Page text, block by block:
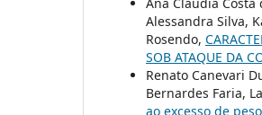
Alessandra Silva,
Rosendo,
SOB ATAQUE DA
Renato Canevari
Bernardes Faria,
ao excesso de